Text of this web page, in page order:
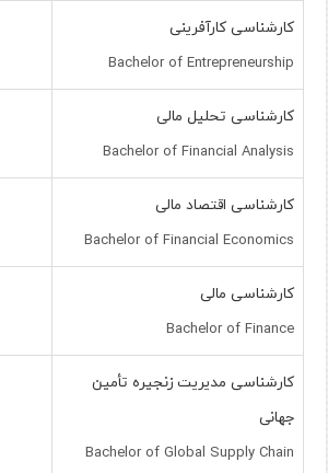
کارشناسی کارآفرینی
Bachelor of Entrepreneurship
کارشناسی تحلیل مالی
Bachelor of Financial Analysis
کارشناسی اقتصاد مالی
Bachelor of Financial Economics
کارشناسی مالی
Bachelor of Finance
کارشناسی مدیریت زنجیره تأمین
جهانی
Bachelor of Global Supply Chain